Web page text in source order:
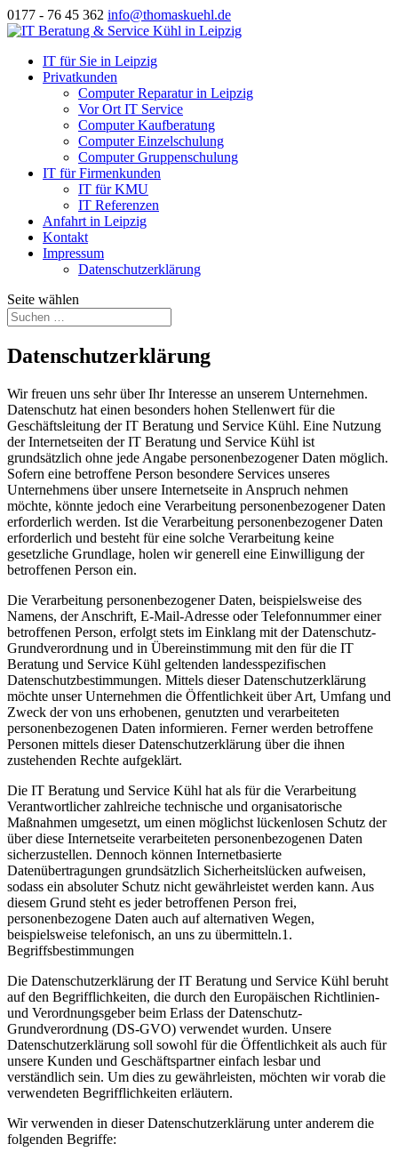
0177 - 76 45 362 info@thomaskuehl.de
IT für Sie in Leipzig
Privatkunden
Computer Reparatur in Leipzig
Vor Ort IT Service
Computer Kaufberatung
Computer Einzelschulung
Computer Gruppenschulung
IT für Firmenkunden
IT für KMU
IT Referenzen
Anfahrt in Leipzig
Kontakt
Impressum
Datenschutzerklärung
Seite wählen
Datenschutzerklärung
Wir freuen uns sehr über Ihr Interesse an unserem Unternehmen.
Datenschutz hat einen besonders hohen Stellenwert für die
Geschäftsleitung der IT Beratung und Service Kühl. Eine Nutzung
der Internetseiten der IT Beratung und Service Kühl ist
grundsätzlich ohne jede Angabe personenbezogener Daten möglich.
Sofern eine betroffene Person besondere Services unseres
Unternehmens über unsere Internetseite in Anspruch nehmen
möchte, könnte jedoch eine Verarbeitung personenbezogener Daten
erforderlich werden. Ist die Verarbeitung personenbezogener Daten
erforderlich und besteht für eine solche Verarbeitung keine
gesetzliche Grundlage, holen wir generell eine Einwilligung der
betroffenen Person ein.
Die Verarbeitung personenbezogener Daten, beispielsweise des
Namens, der Anschrift, E-Mail-Adresse oder Telefonnummer einer
betroffenen Person, erfolgt stets im Einklang mit der Datenschutz-
Grundverordnung und in Übereinstimmung mit den für die IT
Beratung und Service Kühl geltenden landesspezifischen
Datenschutzbestimmungen. Mittels dieser Datenschutzerklärung
möchte unser Unternehmen die Öffentlichkeit über Art, Umfang und
Zweck der von uns erhobenen, genutzten und verarbeiteten
personenbezogenen Daten informieren. Ferner werden betroffene
Personen mittels dieser Datenschutzerklärung über die ihnen
zustehenden Rechte aufgeklärt.
Die IT Beratung und Service Kühl hat als für die Verarbeitung
Verantwortlicher zahlreiche technische und organisatorische
Maßnahmen umgesetzt, um einen möglichst lückenlosen Schutz der
über diese Internetseite verarbeiteten personenbezogenen Daten
sicherzustellen. Dennoch können Internetbasierte
Datenübertragungen grundsätzlich Sicherheitslücken aufweisen,
sodass ein absoluter Schutz nicht gewährleistet werden kann. Aus
diesem Grund steht es jeder betroffenen Person frei,
personenbezogene Daten auch auf alternativen Wegen,
beispielsweise telefonisch, an uns zu übermitteln.1.
Begriffsbestimmungen
Die Datenschutzerklärung der IT Beratung und Service Kühl beruht
auf den Begrifflichkeiten, die durch den Europäischen Richtlinien-
und Verordnungsgeber beim Erlass der Datenschutz-
Grundverordnung (DS-GVO) verwendet wurden. Unsere
Datenschutzerklärung soll sowohl für die Öffentlichkeit als auch für
unsere Kunden und Geschäftspartner einfach lesbar und
verständlich sein. Um dies zu gewährleisten, möchten wir vorab die
verwendeten Begrifflichkeiten erläutern.
Wir verwenden in dieser Datenschutzerklärung unter anderem die
folgenden Begriffe: